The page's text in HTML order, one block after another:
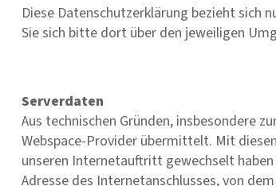
Diese Datenschutzerklärung bezieht sich
Sie sich bitte dort über den jeweiligen
Serverdaten
Aus technischen Gründen, insbesondere
Webspace-Provider übermittelt. Mit
unseren Internetauftritt gewechselt
Adresse des Internetanschlusses, von